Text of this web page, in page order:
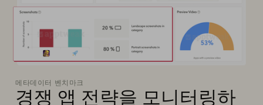
메타데이터 벤치마크
경쟁 앱 전략을 모니터링하